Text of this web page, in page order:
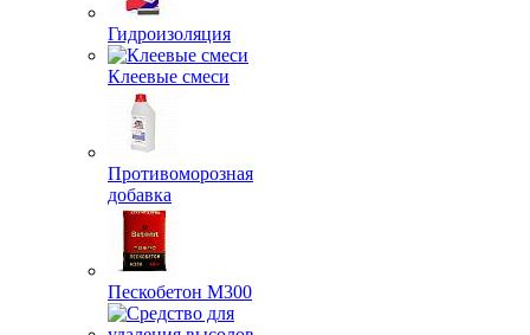
Гидроизоляция
Клеевые смеси
Противоморозная
добавка
Пескобетон М300